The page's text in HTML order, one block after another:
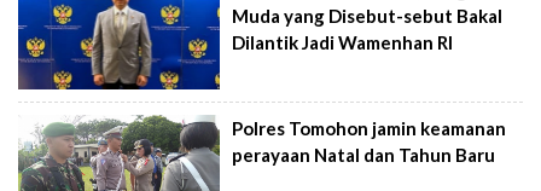
Muda yang Disebut-sebut Bakal
Dilantik Jadi Wamenhan RI
Polres Tomohon jamin keamanan
perayaan Natal dan Tahun Baru